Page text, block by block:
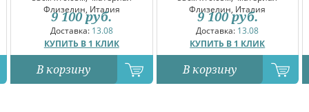
Флизелин, Италия
Доставка: 13.08
КУПИТЬ В 1 КЛИК
9 100 руб.
В корзину
Флизелин, Италия
Доставка: 13.08
КУПИТЬ В 1 КЛИК
9 100 руб.
В корзину